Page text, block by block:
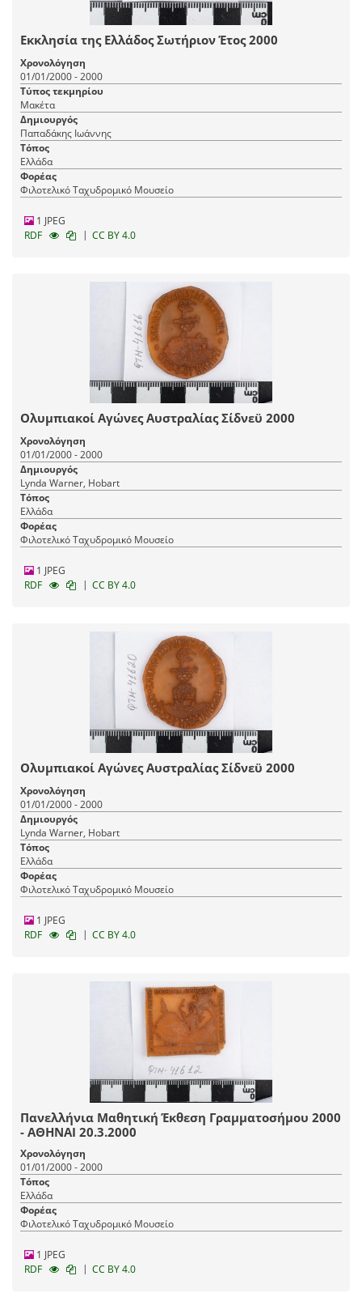
Εκκλησία της Ελλάδος Σωτήριον Έτος 2000
Χρονολόγηση
01/01/2000 - 2000
Τύπος τεκμηρίου
Μακέτα
Δημιουργός
Παπαδάκης Ιωάννης
Τόπος
Ελλάδα
Φορέας
Φιλοτελικό Ταχυδρομικό Μουσείο
1 JPEG
RDF
| CC BY 4.0
Ολυμπιακοί Αγώνες Αυστραλίας Σίδνεϋ 2000
Χρονολόγηση
01/01/2000 - 2000
Δημιουργός
Lynda Warner, Hobart
Τόπος
Ελλάδα
Φορέας
Φιλοτελικό Ταχυδρομικό Μουσείο
1 JPEG
RDF
| CC BY 4.0
Ολυμπιακοί Αγώνες Αυστραλίας Σίδνεϋ 2000
Χρονολόγηση
01/01/2000 - 2000
Δημιουργός
Lynda Warner, Hobart
Τόπος
Ελλάδα
Φορέας
Φιλοτελικό Ταχυδρομικό Μουσείο
1 JPEG
RDF
| CC BY 4.0
Πανελλήνια Μαθητική Έκθεση Γραμματοσήμου 2000
- ΑΘΗΝΑΙ 20.3.2000
Χρονολόγηση
01/01/2000 - 2000
Τόπος
Ελλάδα
Φορέας
Φιλοτελικό Ταχυδρομικό Μουσείο
1 JPEG
RDF
| CC BY 4.0